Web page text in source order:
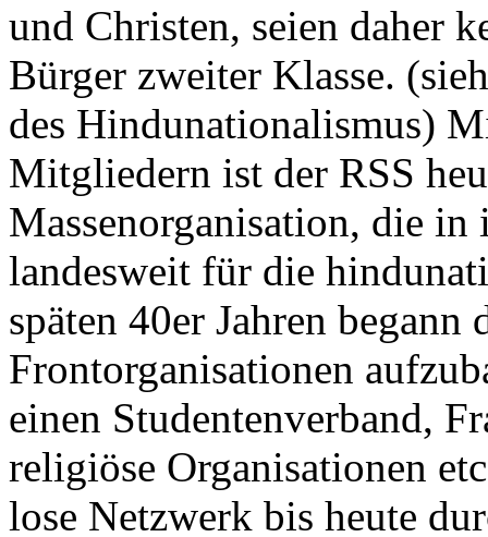
und Christen, seien daher
Bürger zweiter Klasse.
des Hindunationalismus)
Mitgliedern ist der RSS
Massenorganisation, die
landesweit für die
späten 40er Jahren begann
Frontorganisationen
einen Studentenverband,
religiöse Organisationen
lose Netzwerk bis heute